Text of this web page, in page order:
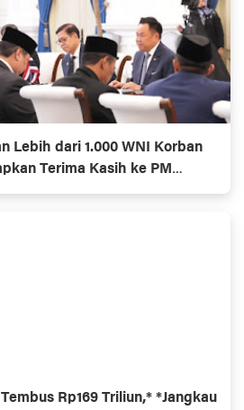
Lebih dari 1.000 WNI Korban
Terima Kasih ke PM
Rp169 Triliun,* *Jangkau